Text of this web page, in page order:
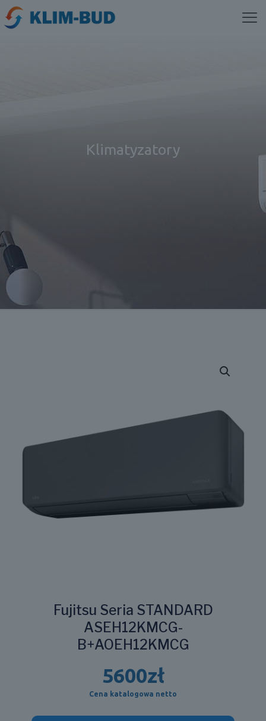
Klimatyzatory
Fujitsu Seria STANDARD
ASEH12KMCG-
B+AOEH12KMCG
5600zł
Cena katalogowa netto